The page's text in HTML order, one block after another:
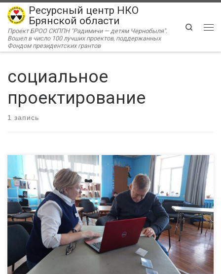
Перейти к содержимому
Ресурсный центр НКО
Брянской области
Проект БРОО СКППН "Радимичи — детям Чернобыля".
Вошел в число 100 лучших проектов, поддержанных
Фондом президентских грантов
Search
социальное
проектирование
1 запись
Более 50 консультаций провел Ресурсный центр «Радимичи» в
этом году. Специалисты РЦ помогают нащупать идею проекта,
придать ей структурированный вид, подсказывают, как
добиться тех или иных результатов в процессе реализации.
Такая работа продолжается в РЦ уже много лет благодаря
поддержке Фонда президентских грантов. Команда РЦ
подвела промежуточные итоги за 3 […]